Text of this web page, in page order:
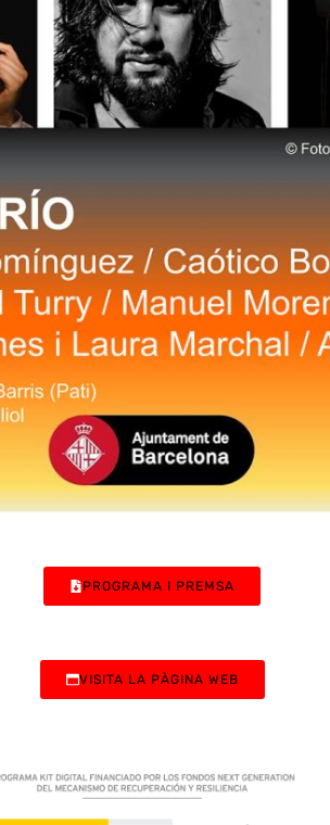
PROGRAMA I PREMSA
VISITA LA PÀGINA WEB